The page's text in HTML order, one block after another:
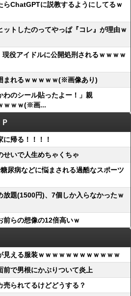
らChatGPTに説教するようにしてるｗ
ットしたのってやっぱ『コレ』が理由ｗ
現役アイドルに公開処刑されるｗｗｗｗ
まれるｗｗｗｗｗ(※画像あり)
わのシール貼ったよー！」親
ｗｗｗ(※画...
に帰る！！！！
せいで人生めちゃくちゃ
尿病などに悩まされる過酷なスポーツ
放題(1500円)、7個しか入らなかったｗ
前らの想像の12倍高いｗ
見える服装ｗｗｗｗｗｗｗｗｗｗｗｗ
前で男根にかぶりついて炎上
売られてるけどどうする？